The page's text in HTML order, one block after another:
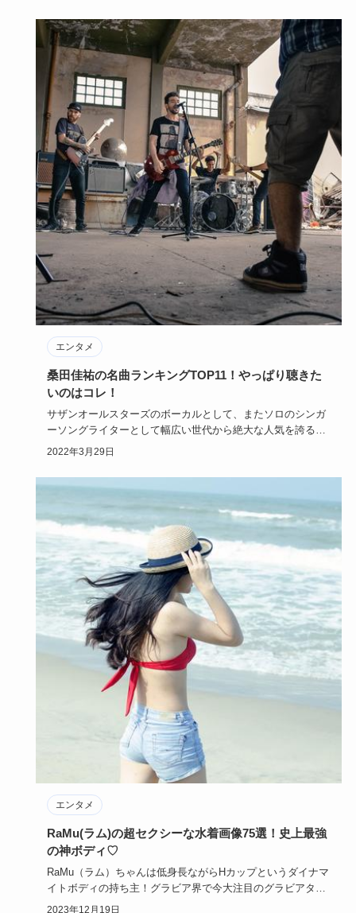
エンタメ
桑田佳祐の名曲ランキングTOP11！やっぱり聴きた
いのはコレ！
サザンオールスターズのボーカルとして、またソロのシンガ
ーソングライターとして幅広い世代から絶大な人気を誇る桑
田佳祐さん。こ…
2022年3月29日
エンタメ
RaMu(ラム)の超セクシーな水着画像75選！史上最強
の神ボディ♡
RaMu（ラム）ちゃんは低身長ながらHカップというダイナマ
イトボディの持ち主！グラビア界で今大注目のグラビアタレ
ントです。…
2023年12月19日